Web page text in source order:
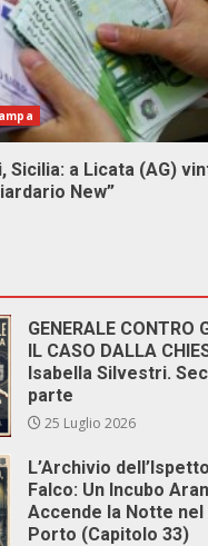
Sicilia: a Licata (AG)
New”
GENERALE CONTRO
IL CASO DALLA
Isabella Silvestri.
parte
25 Luglio 2026
L’Archivio
Falco: Un Incubo
Accende la Notte
Porto (Capitolo 33)